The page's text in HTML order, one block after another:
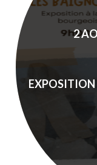
2
EXPOSITION